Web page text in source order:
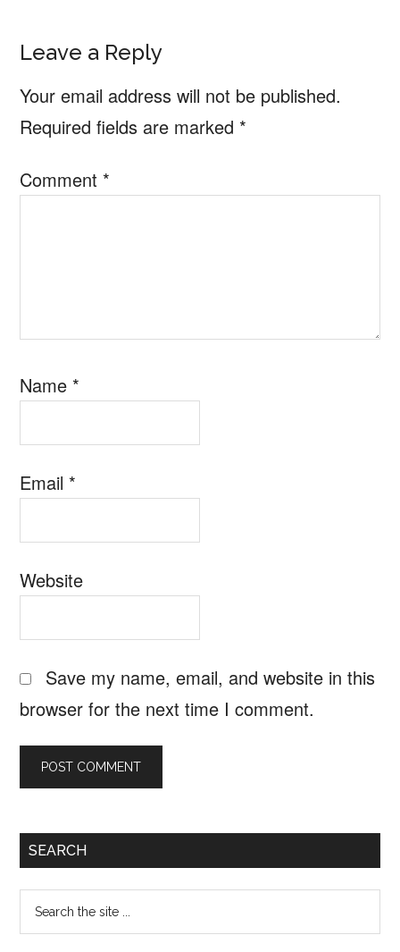
Reader
Interactions
Leave a Reply
Your email address will not be published.
Required fields are marked *
Comment *
Name *
Email *
Website
Save my name, email, and website in this
browser for the next time I comment.
Primary
SEARCH
Search
the